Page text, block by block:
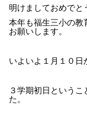
明けましておめでと
本年も福生三小の教
お願いします。
いよいよ１月１０日
３学期初日という
た。